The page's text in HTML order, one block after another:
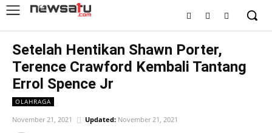
Setelah Hentikan Shawn Porter,
Terence Crawford Kembali Tantang
Errol Spence Jr
OLAHRAGA
November 21, 2021 Updated: November 21, 2021